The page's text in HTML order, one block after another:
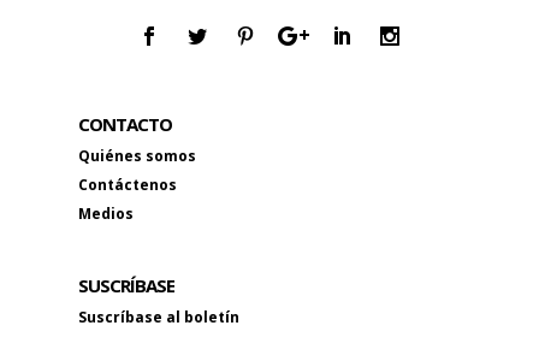
CONTACTO
Quiénes somos
Contáctenos
Medios
SUSCRÍBASE
Suscríbase al boletín